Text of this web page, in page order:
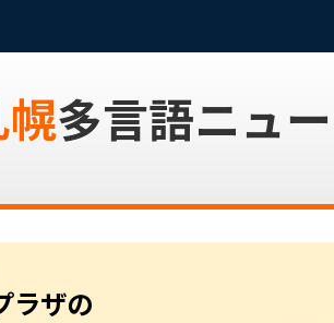
多言語ニュ
ラザの